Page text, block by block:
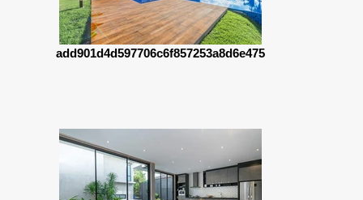
add901d4d597706c6f857253a8d6e475